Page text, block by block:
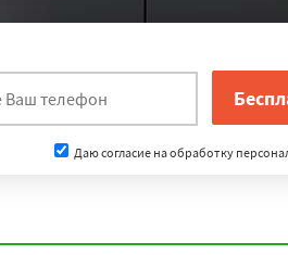
Даю согласие на обработку